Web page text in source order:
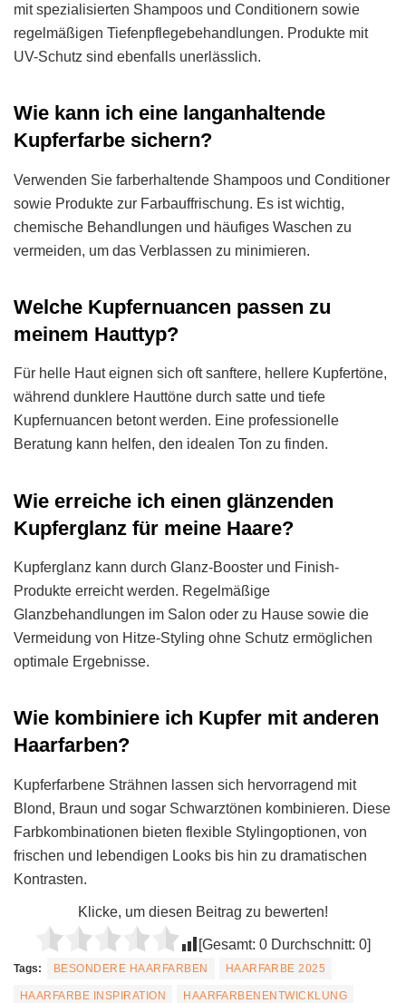
mit spezialisierten Shampoos und Conditionern sowie
regelmäßigen Tiefenpflegebehandlungen. Produkte mit
UV-Schutz sind ebenfalls unerlässlich.
Wie kann ich eine langanhaltende
Kupferfarbe sichern?
Verwenden Sie farberhaltende Shampoos und Conditioner
sowie Produkte zur Farbauffrischung. Es ist wichtig,
chemische Behandlungen und häufiges Waschen zu
vermeiden, um das Verblassen zu minimieren.
Welche Kupfernuancen passen zu
meinem Hauttyp?
Für helle Haut eignen sich oft sanftere, hellere Kupfertöne,
während dunklere Hauttöne durch satte und tiefe
Kupfernuancen betont werden. Eine professionelle
Beratung kann helfen, den idealen Ton zu finden.
Wie erreiche ich einen glänzenden
Kupferglanz für meine Haare?
Kupferglanz kann durch Glanz-Booster und Finish-
Produkte erreicht werden. Regelmäßige
Glanzbehandlungen im Salon oder zu Hause sowie die
Vermeidung von Hitze-Styling ohne Schutz ermöglichen
optimale Ergebnisse.
Wie kombiniere ich Kupfer mit anderen
Haarfarben?
Kupferfarbene Strähnen lassen sich hervorragend mit
Blond, Braun und sogar Schwarztönen kombinieren. Diese
Farbkombinationen bieten flexible Stylingoptionen, von
frischen und lebendigen Looks bis hin zu dramatischen
Kontrasten.
Klicke, um diesen Beitrag zu bewerten!
[Gesamt: 0 Durchschnitt: 0]
Tags: BESONDERE HAARFARBEN HAARFARBE 2025
HAARFARBE INSPIRATION HAARFARBENENTWICKLUNG